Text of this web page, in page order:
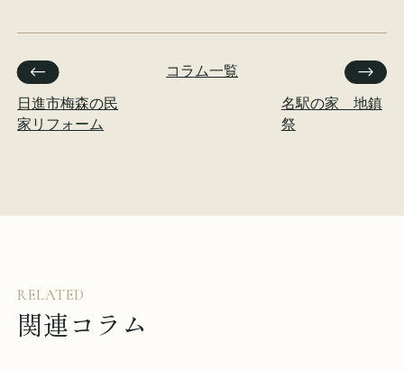
日進市梅森の民
家リフォーム
コラム一覧
名駅の家 地鎮
祭
RELATED
関連コラム